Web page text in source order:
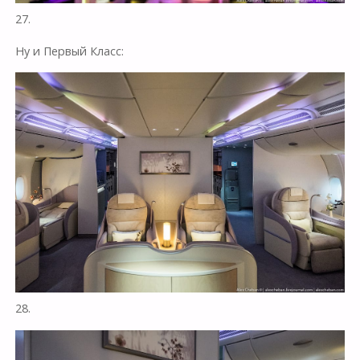
27.
Ну и Первый Класс:
28.